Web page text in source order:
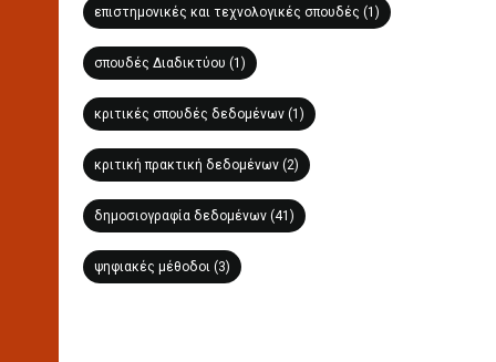
επιστημονικές και τεχνολογικές σπουδές (1)
σπουδές Διαδικτύου (1)
κριτικές σπουδές δεδομένων (1)
κριτική πρακτική δεδομένων (2)
δημοσιογραφία δεδομένων (41)
ψηφιακές μέθοδοι (3)